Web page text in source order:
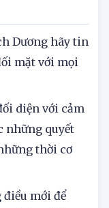
Dương hãy tin
mặt với mọi
diện với cảm
những quyết
thời cơ
mới để